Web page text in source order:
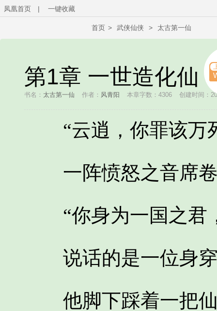
凤凰首页 | 一键收藏
首页 > 武侠仙侠 > 太古第一仙
第1章 一世造化仙
书名： 太古第一仙 作者： 风青阳 本章字数：4306 创建时间：
“云逍，你罪该万
一阵愤怒之音席卷
“你身为一国之君
说话的是一位身穿
他脚下踩着一把仙